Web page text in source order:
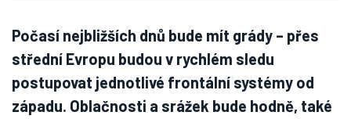
Počasí nejbližších dnů bude mít grády – přes
střední Evropu budou v rychlém sledu
postupovat jednotlivé frontální systémy od
západu. Oblačnosti a srážek bude hodně, také